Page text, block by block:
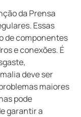
da Prensa
Essas
de componentes
e conexões. É
deve ser
maiores
pode
garantir a